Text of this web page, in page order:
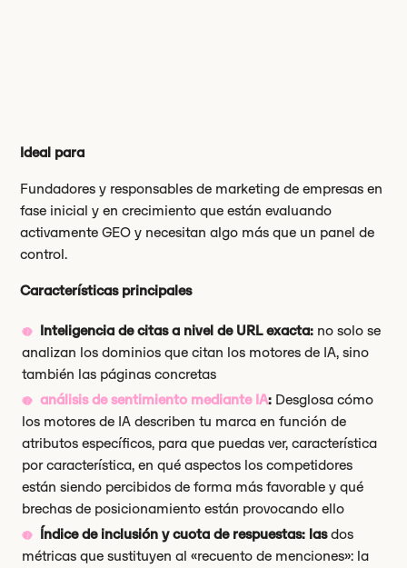
Ideal para
Fundadores y responsables de marketing de empresas en
fase inicial y en crecimiento que están evaluando
activamente GEO y necesitan algo más que un panel de
control.
Características principales
Inteligencia de citas a nivel de URL exacta: no solo se
analizan los dominios que citan los motores de IA, sino
también las páginas concretas
análisis de sentimiento mediante IA: Desglosa cómo
los motores de IA describen tu marca en función de
atributos específicos, para que puedas ver, característica
por característica, en qué aspectos los competidores
están siendo percibidos de forma más favorable y qué
brechas de posicionamiento están provocando ello
Índice de inclusión y cuota de respuestas: lasdos
métricas que sustituyen al «recuento de menciones»: la